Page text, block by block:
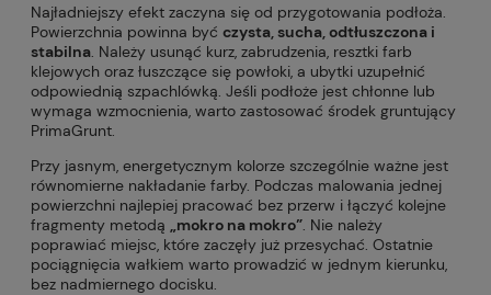
Najładniejszy efekt zaczyna się od przygotowania podłoża.
Powierzchnia powinna być czysta, sucha, odtłuszczona i
stabilna. Należy usunąć kurz, zabrudzenia, resztki farb
klejowych oraz łuszczące się powłoki, a ubytki uzupełnić
odpowiednią szpachlówką. Jeśli podłoże jest chłonne lub
wymaga wzmocnienia, warto zastosować środek gruntujący
PrimaGrunt.
Przy jasnym, energetycznym kolorze szczególnie ważne jest
równomierne nakładanie farby. Podczas malowania jednej
powierzchni najlepiej pracować bez przerw i łączyć kolejne
fragmenty metodą „mokro na mokro”. Nie należy
poprawiać miejsc, które zaczęły już przesychać. Ostatnie
pociągnięcia wałkiem warto prowadzić w jednym kierunku,
bez nadmiernego docisku.